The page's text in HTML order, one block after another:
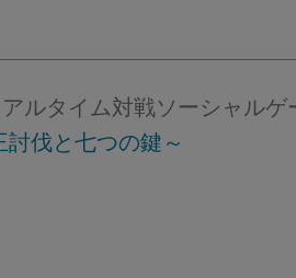
ルタイム対戦ソーシャルゲ
伐と七つの鍵～